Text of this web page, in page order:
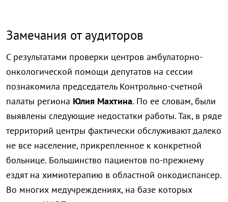
Замечания от аудиторов
С результатами проверки центров амбулаторно-
онкологической помощи депутатов на сессии
познакомила председатель Контрольно-счетной
палаты региона Юлия Махтина. По ее словам, были
выявлены следующие недостатки работы. Так, в ряде
территорий центры фактически обслуживают далеко
не все население, прикрепленное к конкретной
больнице. Большинство пациентов по-прежнему
ездят на химиотерапию в областной онкодиспансер.
Во многих медучреждениях, на базе которых